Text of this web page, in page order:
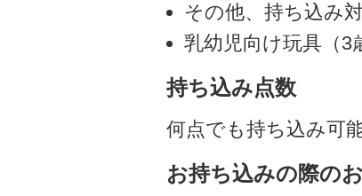
その他、持ち込み
乳幼児向け玩具（3
持ち込み点数
何点でも持ち込み可
お持ち込みの際の